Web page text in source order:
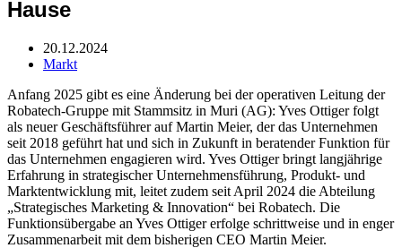
Hause
20.12.2024
Markt
Anfang 2025 gibt es eine Änderung bei der operativen Leitung der
Robatech-Gruppe mit Stammsitz in Muri (AG): Yves Ottiger folgt
als neuer Geschäftsführer auf Martin Meier, der das Unternehmen
seit 2018 geführt hat und sich in Zukunft in beratender Funktion für
das Unternehmen engagieren wird. Yves Ottiger bringt langjährige
Erfahrung in strategischer Unternehmensführung, Produkt- und
Marktentwicklung mit, leitet zudem seit April 2024 die Abteilung
„Strategisches Marketing & Innovation“ bei Robatech. Die
Funktionsübergabe an Yves Ottiger erfolge schrittweise und in enger
Zusammenarbeit mit dem bisherigen CEO Martin Meier.